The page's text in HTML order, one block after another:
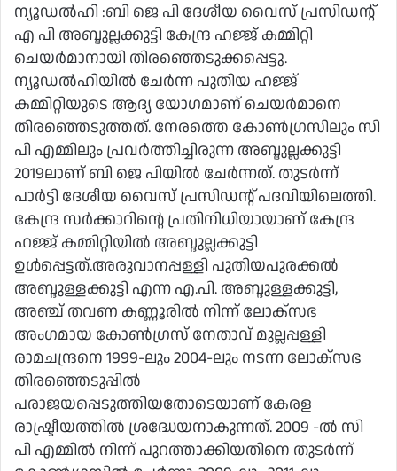
ന്യൂഡല്‍ഹി :ബി ജെ പി ദേശീയ വൈസ് പ്രസിഡന്റ്
എ പി അബ്ദുല്ലക്കുട്ടി കേന്ദ്ര ഹജ്ജ് കമ്മിറ്റി
ചെയര്‍മാനായി തിരഞ്ഞെടുക്കപ്പെട്ടു.
ന്യൂഡല്‍ഹിയില്‍ ചേര്‍ന്ന പുതിയ ഹജ്ജ്
കമ്മിറ്റിയുടെ ആദ്യ യോഗമാണ് ചെയര്‍മാനെ
തിരഞ്ഞെടുത്തത്. നേരത്തെ കോണ്‍ഗ്രസിലും സി
പി എമ്മിലും പ്രവര്‍ത്തിച്ചിരുന്ന അബ്ദുല്ലക്കുട്ടി
2019ലാണ് ബി ജെ പിയില്‍ ചേര്‍ന്നത്. തുടര്‍ന്ന്
പാര്‍ട്ടി ദേശീയ വൈസ് പ്രസിഡന്റ് പദവിയിലെത്തി.
കേന്ദ്ര സര്‍ക്കാറിന്റെ പ്രതിനിധിയായാണ് കേന്ദ്ര
ഹജ്ജ് കമ്മിറ്റിയില്‍ അബ്ദുല്ലക്കുട്ടി
ഉള്‍പ്പെട്ടത്.അരുവാനപ്പള്ളി പുതിയപുരക്കല്‍
അബ്ദുള്ളക്കുട്ടി എന്ന എ.പി. അബ്ദുള്ളക്കുട്ടി,
അഞ്ച് തവണ കണ്ണൂരില്‍ നിന്ന് ലോക്‌സഭ
അംഗമായ കോണ്‍ഗ്രസ് നേതാവ് മുല്ലപ്പള്ളി
രാമചന്ദ്രനെ 1999-ലും 2004-ലും നടന്ന ലോക്‌സഭ
തിരഞ്ഞെടുപ്പില്‍
പരാജയപ്പെടുത്തിയതോടെയാണ് കേരള
രാഷ്ട്രീയത്തില്‍ ശ്രദ്ധേയനാകുന്നത്. 2009 -ല്‍ സി
പി എമ്മില്‍ നിന്ന് പുറത്താക്കിയതിനെ തുടര്‍ന്ന്